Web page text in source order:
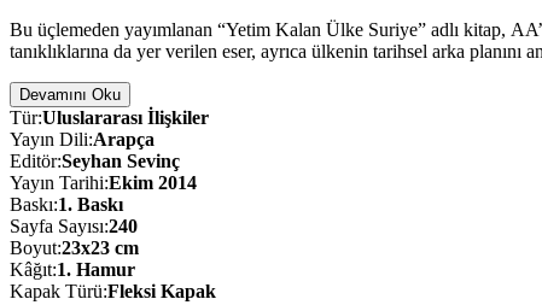
Bu üçlemeden yayımlanan “Yetim Kalan Ülke Suriye” adlı kitap,
tanıklıklarına da yer verilen eser, ayrıca ülkenin tarihsel arka
Devamını Oku
Tür:Uluslararası İlişkiler
Yayın Dili:Arapça
Editör:Seyhan Sevinç
Yayın Tarihi:Ekim 2014
Baskı:1. Baskı
Sayfa Sayısı:240
Boyut:23x23 cm
Kâğıt:1. Hamur
Kapak Türü:Fleksi Kapak